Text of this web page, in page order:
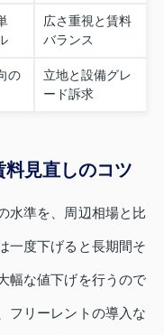
広さ重視と賃料
バランス
の
立地と設備グレ
ード訴求
見直しのコツ
水準を、周辺相場と比
一度下げると長期間そ
幅な値下げを行うので
フリーレントの導入な